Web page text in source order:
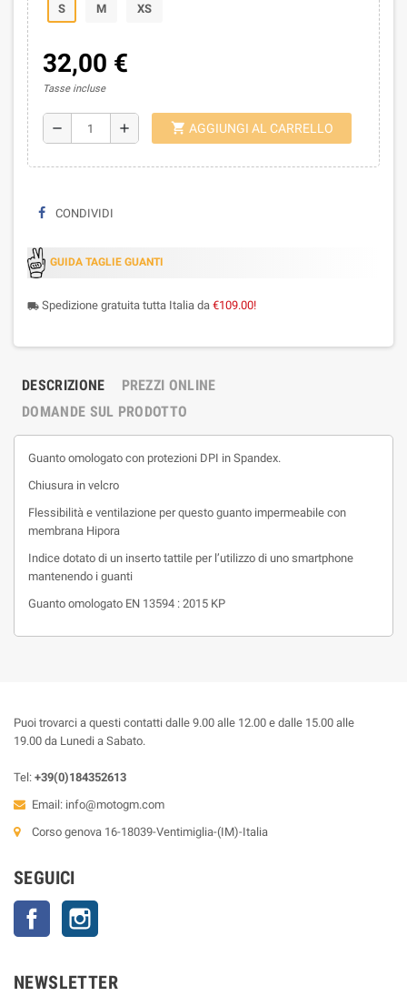
S M XS
32,00 €
Tasse incluse
remove add shopping_cart AGGIUNGI AL CARRELLO
CONDIVIDI
GUIDA TAGLIE GUANTI
local_shipping Spedizione gratuita tutta Italia da €109.00!
DESCRIZIONE
PREZZI ONLINE
DOMANDE SUL PRODOTTO
Guanto omologato con protezioni DPI in Spandex.
Chiusura in velcro
Flessibilità e ventilazione per questo guanto impermeabile con
membrana Hipora
Indice dotato di un inserto tattile per l’utilizzo di uno smartphone
mantenendo i guanti
Guanto omologato EN 13594 : 2015 KP
Puoi trovarci a questi contatti dalle 9.00 alle 12.00 e dalle 15.00 alle
19.00 da Lunedi a Sabato.
Tel: +39(0)184352613
Email: info@motogm.com
Corso genova 16-18039-Ventimiglia-(IM)-Italia
SEGUICI
Facebook
NEWSLETTER